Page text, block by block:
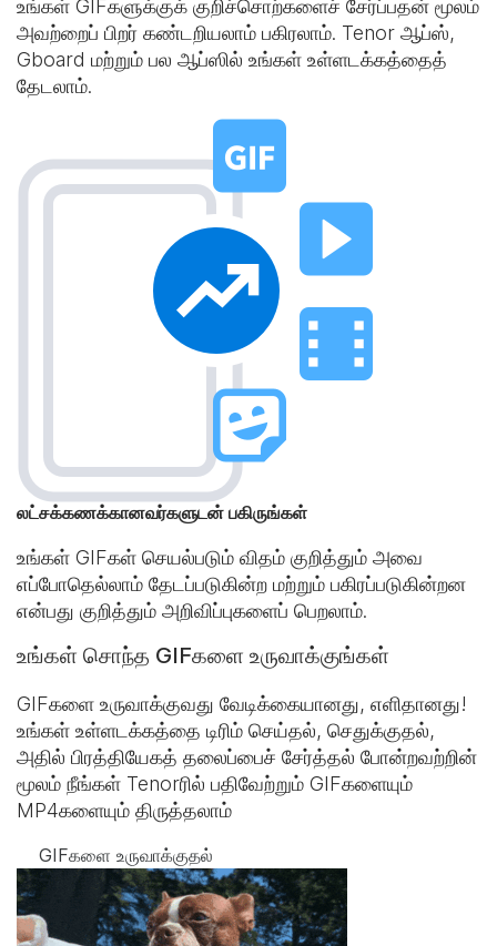
உங்கள் GIFகளுக்குக் குறிச்சொற்களைச் சேர்ப்பதன் மூலம்
அவற்றைப் பிறர் கண்டறியலாம் பகிரலாம். Tenor ஆப்ஸ்,
Gboard மற்றும் பல ஆப்ஸில் உங்கள் உள்ளடக்கத்தைத்
தேடலாம்.
லட்சக்கணக்கானவர்களுடன் பகிருங்கள்
உங்கள் GIFகள் செயல்படும் விதம் குறித்தும் அவை
எப்போதெல்லாம் தேடப்படுகின்ற மற்றும் பகிரப்படுகின்றன
என்பது குறித்தும் அறிவிப்புகளைப் பெறலாம்.
உங்கள் சொந்த GIFகளை உருவாக்குங்கள்
GIFகளை உருவாக்குவது வேடிக்கையானது, எளிதானது!
உங்கள் உள்ளடக்கத்தை டிரிம் செய்தல், செதுக்குதல்,
அதில் பிரத்தியேகத் தலைப்பைச் சேர்த்தல் போன்றவற்றின்
மூலம் நீங்கள் Tenorரில் பதிவேற்றும் GIFகளையும்
MP4களையும் திருத்தலாம்
GIFகளை உருவாக்குதல்